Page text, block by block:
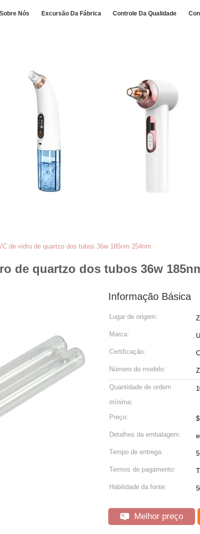
Sobre Nós Excursão Da Fábrica Controle Da Qualidade
de vidro de quartzo dos tubos 36w 185nm 254nm
de quartzo dos tubos 36w
Informação Básica
Lugar de origem:
Marca:
Certificação:
Número do modelo:
Quantidade de ordem
mínima:
Preço:
Detalhes da embalagem:
Tempo de entrega:
Termos de pagamento:
Habilidade da fonte:
Melhor preço